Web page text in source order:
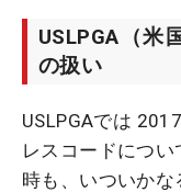
USLPGA（米
の扱い
USLPGAでは
レスコードにつ
時も、いついか